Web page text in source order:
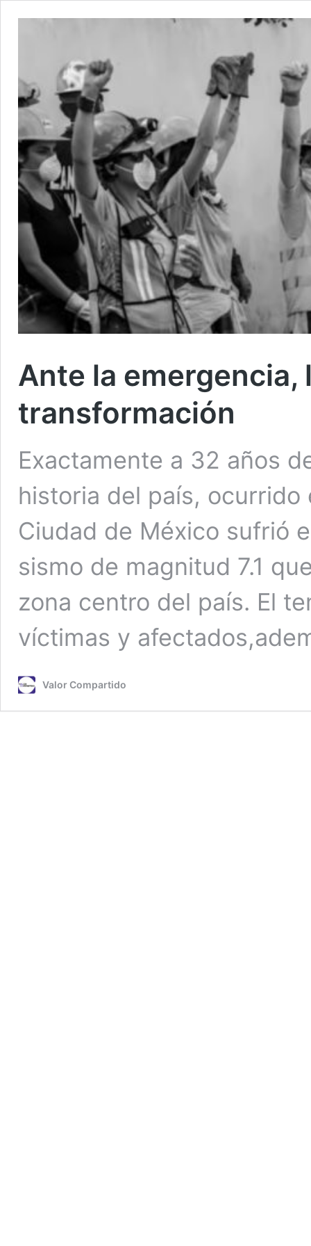
Ante la emergencia,
transformación
Exactamente a 32 años
historia del país, ocurrido
Ciudad de México sufrió
sismo de magnitud 7.1
zona centro del país. El
víctimas y
Valor Compartido